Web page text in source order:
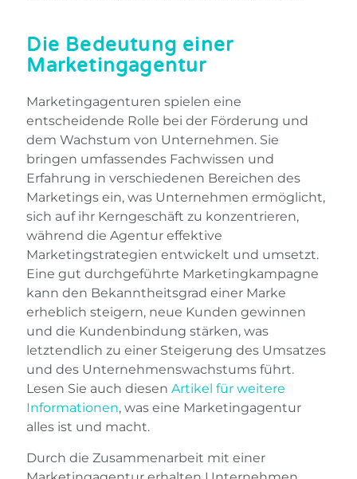
Die Bedeutung einer
Marketingagentur
Marketingagenturen spielen eine
entscheidende Rolle bei der Förderung und
dem Wachstum von Unternehmen. Sie
bringen umfassendes Fachwissen und
Erfahrung in verschiedenen Bereichen des
Marketings ein, was Unternehmen ermöglicht,
sich auf ihr Kerngeschäft zu konzentrieren,
während die Agentur effektive
Marketingstrategien entwickelt und umsetzt.
Eine gut durchgeführte Marketingkampagne
kann den Bekanntheitsgrad einer Marke
erheblich steigern, neue Kunden gewinnen
und die Kundenbindung stärken, was
letztendlich zu einer Steigerung des Umsatzes
und des Unternehmenswachstums führt.
Lesen Sie auch diesenArtikel für weitere
Informationen, was eine Marketingagentur
alles ist und macht.
Durch die Zusammenarbeit mit einer